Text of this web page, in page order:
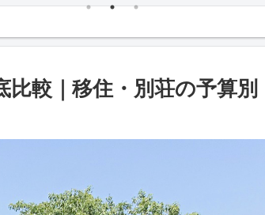
比較｜移住・別荘の予算別